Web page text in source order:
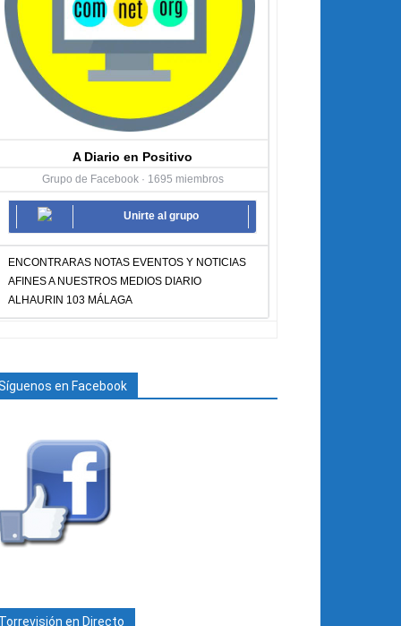
A Diario en Positivo
Grupo de Facebook · 1695 miembros
Unirte al grupo
ENCONTRARAS NOTAS EVENTOS Y NOTICIAS
AFINES A NUESTROS MEDIOS DIARIO
ALHAURIN 103 MÁLAGA
en Facebook
en Directo